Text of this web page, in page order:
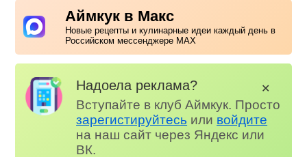
Аймкук в Макс
Новые рецепты и кулинарные идеи каждый день в
Российском мессенджере MAX
Надоела реклама?
Вступайте в клуб Аймкук. Просто
зарегистируйтесь или войдите
на наш сайт через Яндекс или
ВК.
✕